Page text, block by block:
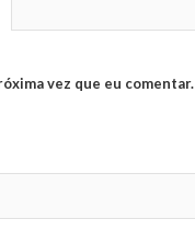
vez que eu comentar.